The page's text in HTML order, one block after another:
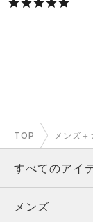
TOP メンズ＋
すべてのアイ
メンズ
メンズ